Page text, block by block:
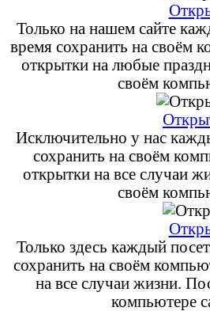
Только на нашем сайте
время сохранить на своём
открытки на любые
своём
Исключительно у нас
сохранить на своём
открытки на все случаи
своём
Только здесь каждый
сохранить на своём
на все случаи жизни.
компьютере